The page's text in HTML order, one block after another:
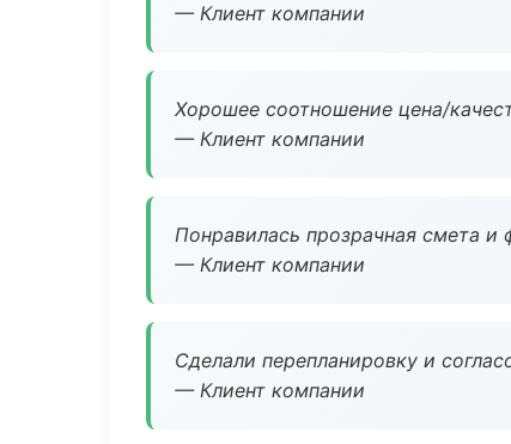
— Клиент компании
Хорошее соотношение цена/
— Клиент компании
Понравилась прозрачная смета и
— Клиент компании
Сделали перепланировку и
— Клиент компании